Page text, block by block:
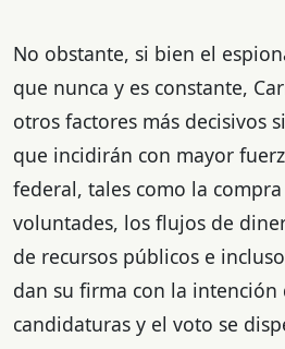
No obstante, si bien el
que nunca y es constante,
otros factores más decisivos
que incidirán con mayor
federal, tales como la
voluntades, los flujos de
de recursos públicos e
dan su firma con la intención
candidaturas y el voto se